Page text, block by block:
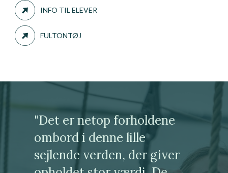
INFO TIL ELEVER
FULTONTØJ
"Det er netop forholdene
ombord i denne lille
sejlende verden, der giver